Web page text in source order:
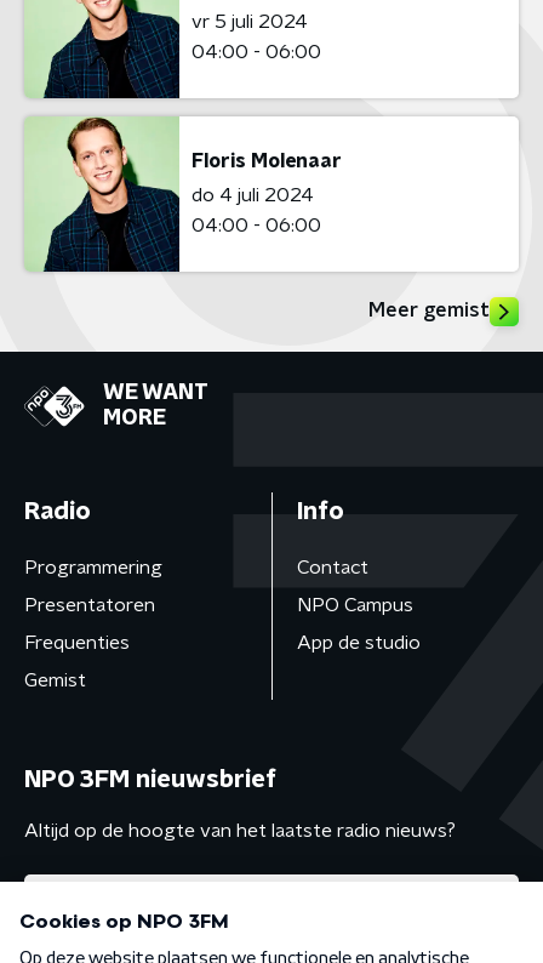
vr 5 juli 2024
04:00 - 06:00
Floris Molenaar
do 4 juli 2024
04:00 - 06:00
Meer gemist
WE WANT
MORE
Radio
Programmering
Presentatoren
Frequenties
Gemist
Info
Contact
NPO Campus
App de studio
NPO 3FM nieuwsbrief
Altijd op de hoogte van het laatste radio nieuws?